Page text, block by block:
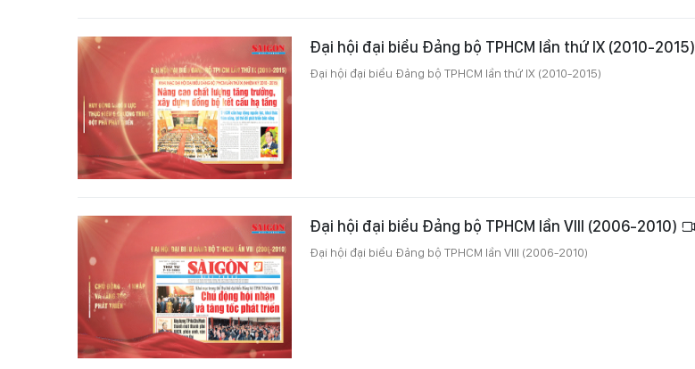
Đại hội đại biểu Đảng bộ TPHCM lần thứ IX (2010-2015)
Đại hội đại biểu Đảng bộ TPHCM lần thứ IX (2010-2015)
Đại hội đại biểu Đảng bộ TPHCM lần VIII (2006-2010)
Đại hội đại biểu Đảng bộ TPHCM lần VIII (2006-2010)